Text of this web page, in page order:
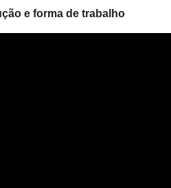
e forma de trabalho